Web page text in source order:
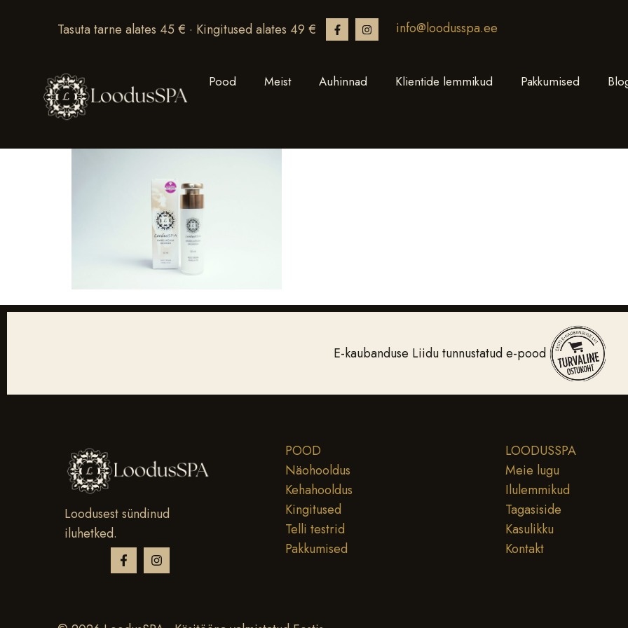
Tasuta tarne alates 45 € · Kingitused alates 49 € info@loodusspa.ee
Pood Meist Auhinnad Klientide lemmikud Pakkumised
E-kaubanduse Liidu tunnustatud e-pood
Loodusest sündinud
iluhetked.
POOD
Näohooldus
Kehahooldus
Kingitused
Telli testrid
Pakkumised
LOODUSSPA
Meie lugu
Ilulemmikud
Tagasiside
Kasulikku
Kontakt